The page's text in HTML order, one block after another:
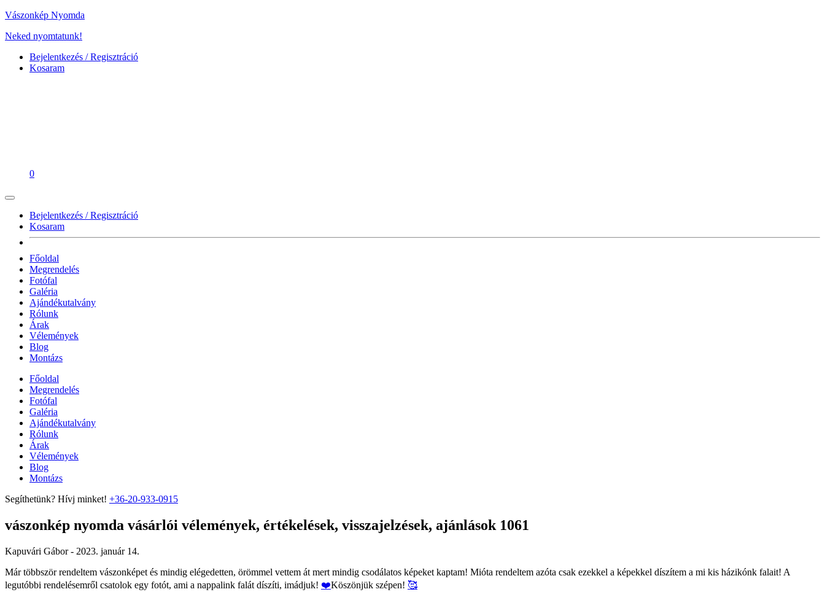
Vászonkép Nyomda
Neked nyomtatunk!
Bejelentkezés / Regisztráció
Kosaram
0
Bejelentkezés / Regisztráció
Kosaram
Főoldal
Megrendelés
Fotófal
Galéria
Ajándékutalvány
Rólunk
Árak
Vélemények
Blog
Montázs
Főoldal
Megrendelés
Fotófal
Galéria
Ajándékutalvány
Rólunk
Árak
Vélemények
Blog
Montázs
Segíthetünk? Hívj minket! +36-20-933-0915
vászonkép nyomda vásárlói vélemények, értékelések, visszajelzések, ajánlások 1061
Kapuvári Gábor - 2023. január 14.
Már többször rendeltem vászonképet és mindig elégedetten, örömmel vettem át mert mindig csodálatos képeket kaptam! Mióta rendeltem azóta csak ezekkel a képekkel díszítem a mi kis házikónk falait! A
legutóbbi rendelésemről csatolok egy fotót, ami a nappalink falát díszíti, imádjuk! ❤️Köszönjük szépen! 🥰